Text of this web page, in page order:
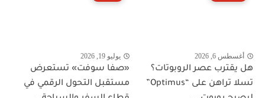
أغسطس 6, 2026
هل يقترب عصر الروبوتات؟
تسلا تراهن على “Optimus”
يوليو 19, 2026
«صفا سوفت» تستعرض
مستقبل التحول الرقمي في